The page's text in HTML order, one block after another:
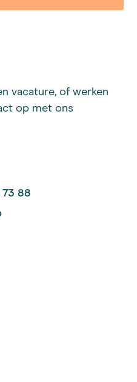
vacature, of werken
op met ons
88